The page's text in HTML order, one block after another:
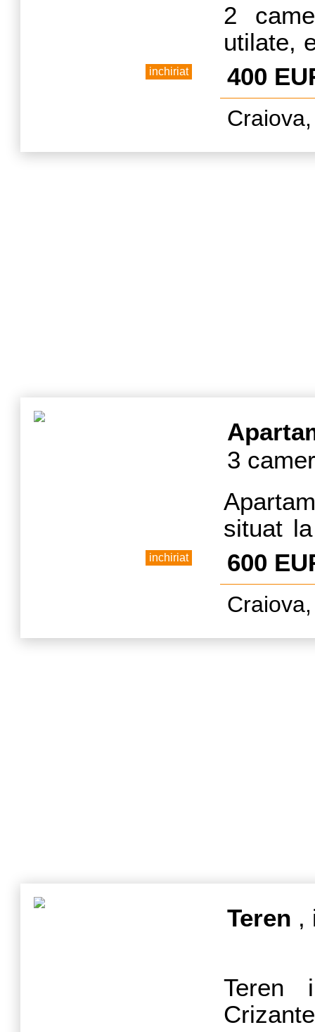
inchiriat
2
utilate,
AC.
400
inchiriat
3
situat
in zona
mobilat
600
Teren ,
Teren